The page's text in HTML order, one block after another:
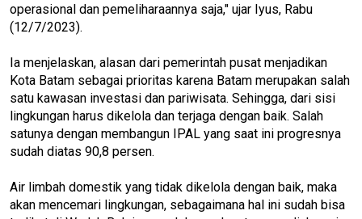
operasional dan pemeliharaannya saja," ujar Iyus, Rabu
(12/7/2023).
Ia menjelaskan, alasan dari pemerintah pusat menjadikan
Kota Batam sebagai prioritas karena Batam merupakan salah
satu kawasan investasi dan pariwisata. Sehingga, dari sisi
lingkungan harus dikelola dan terjaga dengan baik. Salah
satunya dengan membangun IPAL yang saat ini progresnya
sudah diatas 90,8 persen.
Air limbah domestik yang tidak dikelola dengan baik, maka
akan mencemari lingkungan, sebagaimana hal ini sudah bisa